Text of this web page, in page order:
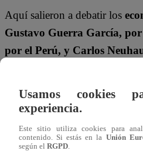
Aquí salieron a debatir los
Gustavo Guerra García,
por el Perú, y Carlos
Gustavo Guerra García
para hacer las megaobras, que
decisión política de alto nivel,
necesario acabar con la
Usamos cookies
experiencia.
Este sitio utiliza cookies para
contenido. Si estás en la Unión
según el RGPD